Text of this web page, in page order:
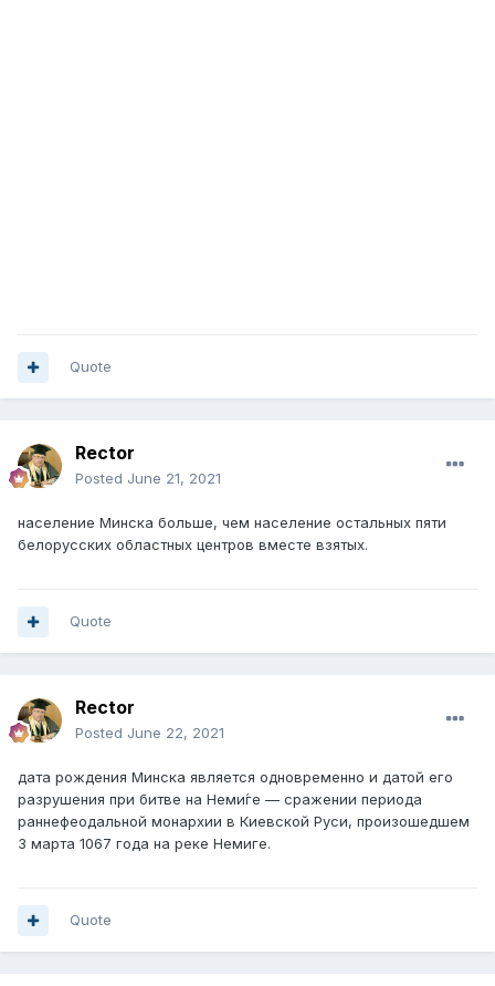
Quote
Rector
Posted June 21, 2021
население Минска больше, чем население остальных пяти
белорусских областных центров вместе взятых.
Quote
Rector
Posted June 22, 2021
дата рождения Минска является одновременно и датой его
разрушения при битве на Неми́ге — сражении периода
раннефеодальной монархии в Киевской Руси, произошедшем
3 марта 1067 года на реке Немиге.
Quote